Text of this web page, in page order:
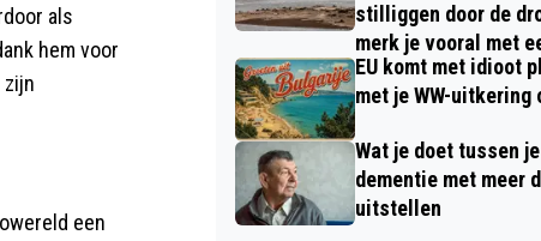
als
hem voor
een
stilliggen door de
merk je vooral met
contract
EU komt met idioot
met je WW-uitkering
Wat je doet tussen
dementie met meer
uitstellen